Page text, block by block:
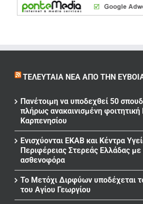
ΤΕΛΕΥΤΑΊΑ ΝΈΑ ΑΠΌ ΤΗΝ
Πανέτοιμη να υποδεχθεί 50
πλήρως ανακαινισμένη φοιτητική
Καρπενησίου
Ενισχύονται ΕΚΑΒ και Κέντρα
Περιφέρειας Στερεάς Ελλάδας με
ασθενοφόρα
Το Μετόχι Διρφύων υποδέχεται
του Αγίου Γεωργίου